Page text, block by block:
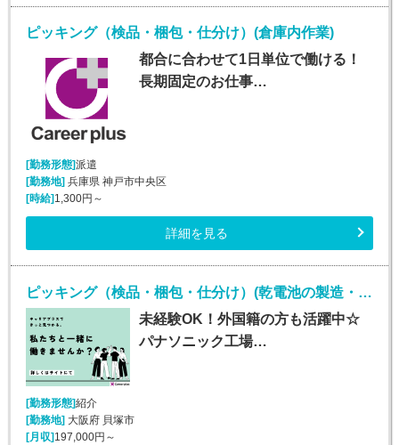
ピッキング（検品・梱包・仕分け）(倉庫内作業)
都合に合わせて1日単位で働ける！
長期固定のお仕事…
[勤務形態]派遣
[勤務地] 兵庫県 神戸市中央区
[時給] 1,300円～
詳細を見る
ピッキング（検品・梱包・仕分け）(乾電池の製造・検査/正社員/社員食堂完備)
未経験OK！外国籍の方も活躍中☆
パナソニック工場…
[勤務形態]紹介
[勤務地] 大阪府 貝塚市
[月収] 197,000円～